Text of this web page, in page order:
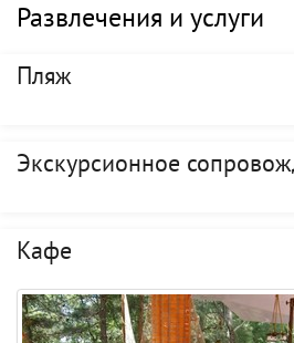
Развлечения и услуги
Пляж
Экскурсионное
Кафе